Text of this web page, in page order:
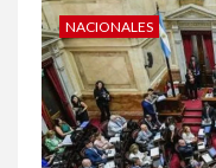
NACIONALES